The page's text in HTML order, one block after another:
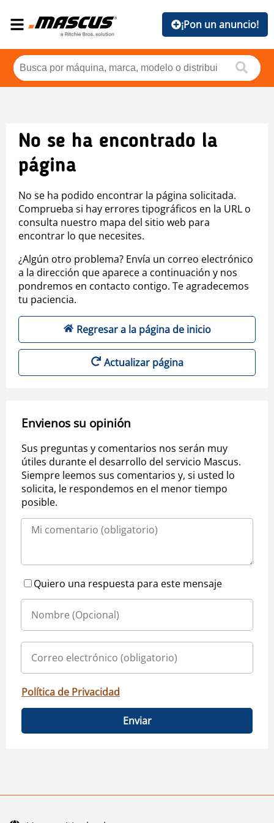
¡Pon un anuncio!
No se ha encontrado la
página
No se ha podido encontrar la página solicitada.
Comprueba si hay errores tipográficos en la URL o
consulta nuestro mapa del sitio web para
encontrar lo que necesites.
¿Algún otro problema? Envía un correo electrónico
a la dirección que aparece a continuación y nos
pondremos en contacto contigo. Te agradecemos
tu paciencia.
Regresar a la página de inicio
Actualizar página
Envienos su opinión
Sus preguntas y comentarios nos serán muy
útiles durante el desarrollo del servicio Mascus.
Siempre leemos sus comentarios y, si usted lo
solicita, le respondemos en el menor tiempo
posible.
Quiero una respuesta para este mensaje
Política de Privacidad
Enviar